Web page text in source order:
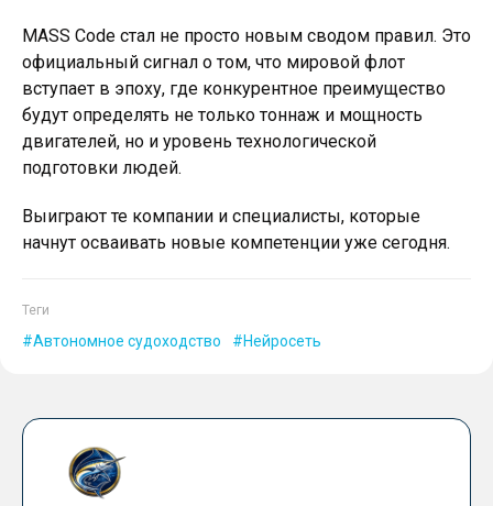
MASS Code стал не просто новым сводом правил. Это
официальный сигнал о том, что мировой флот
вступает в эпоху, где конкурентное преимущество
будут определять не только тоннаж и мощность
двигателей, но и уровень технологической
подготовки людей.
Выиграют те компании и специалисты, которые
начнут осваивать новые компетенции уже сегодня.
Теги
Автономное судоходство Нейросеть